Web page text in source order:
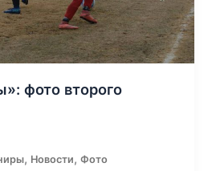
фото второго
, Новости,Фото